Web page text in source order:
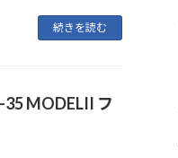
続きを読む
MODELII フ